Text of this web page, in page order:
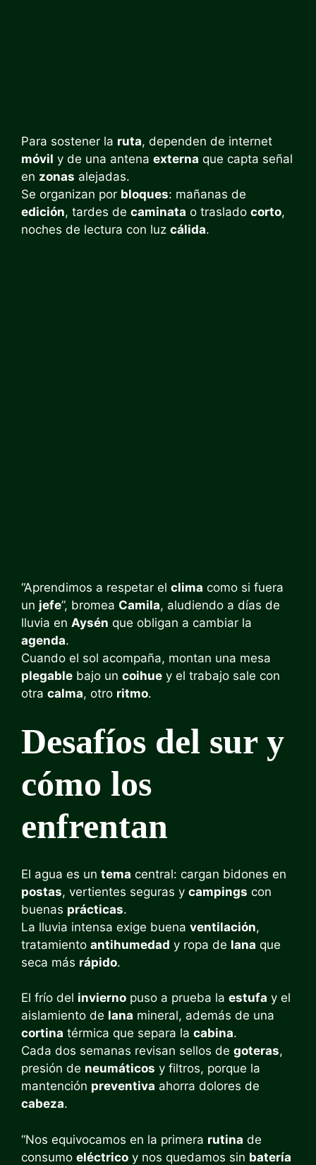
Para sostener la ruta, dependen de internet
móvil y de una antena externa que capta señal
en zonas alejadas.
Se organizan por bloques: mañanas de
edición, tardes de caminata o traslado corto,
noches de lectura con luz cálida.
“Aprendimos a respetar el clima como si fuera
un jefe”, bromea Camila, aludiendo a días de
lluvia en Aysén que obligan a cambiar la
agenda.
Cuando el sol acompaña, montan una mesa
plegable bajo un coihue y el trabajo sale con
otra calma, otro ritmo.
Desafíos del sur y
cómo los
enfrentan
El agua es un tema central: cargan bidones en
postas, vertientes seguras y campings con
buenas prácticas.
La lluvia intensa exige buena ventilación,
tratamiento antihumedad y ropa de lana que
seca más rápido.
El frío del invierno puso a prueba la estufa y el
aislamiento de lana mineral, además de una
cortina térmica que separa la cabina.
Cada dos semanas revisan sellos de goteras,
presión de neumáticos y filtros, porque la
mantención preventiva ahorra dolores de
cabeza.
“Nos equivocamos en la primera rutina de
consumo eléctrico y nos quedamos sin batería